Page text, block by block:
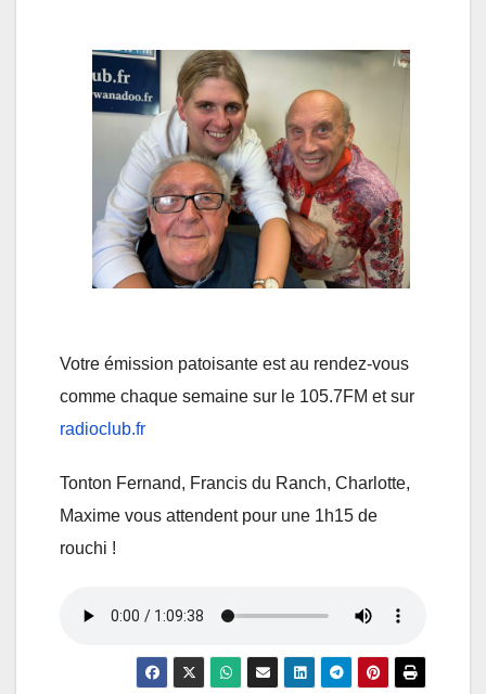
Votre émission patoisante est au rendez-vous
comme chaque semaine sur le 105.7FM et sur
radioclub.fr
Tonton Fernand, Francis du Ranch, Charlotte,
Maxime vous attendent pour une 1h15 de
rouchi !